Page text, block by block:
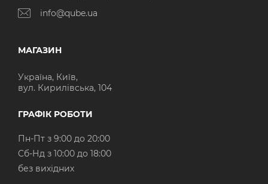
info@qube.ua
МАГАЗИН
Україна, Київ,
вул. Кирилівська, 104
ГРАФІК РОБОТИ
Пн-Пт з 9:00 до 20:00
Cб-Нд з 10:00 до 18:00
без вихідних